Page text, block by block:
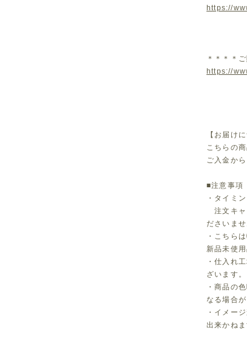
https://
＊＊＊＊
https://
【お届け
こちらの
ご入金か
■注意事項
・タイミ
注文キャ
ださいませ
・こちら
新品未使
・仕入れ
ざいます。
・商品の
なる場合が
・イメー
出来かねま